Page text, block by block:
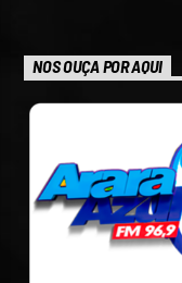
NOS OUÇA POR AQUI